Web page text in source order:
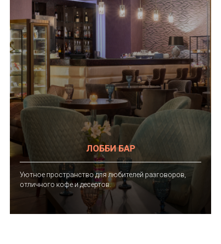
ЛОББИ БАР
Уютное пространство для любителей разговоров,
отличного кофе и десертов.